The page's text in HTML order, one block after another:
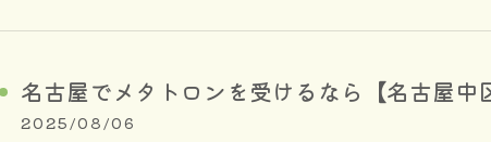
名古屋でメタトロンを受けるなら【名古屋中
2025/08/06